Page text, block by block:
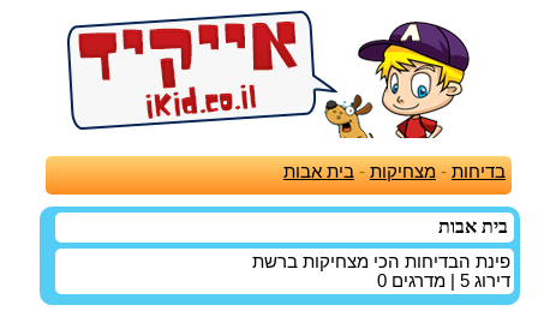
בדיחות -מצחיקות -בית אבות
בית אבות
פינת הבדיחות הכי מצחיקות ברשת
דירוג 5 | מדרגים 0